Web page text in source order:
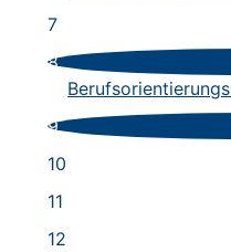
7
8
9
10
11
12